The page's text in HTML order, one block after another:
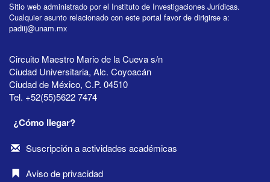
Sitio web administrado por el Instituto de Investigaciones Jurídicas.
Cualquier asunto relacionado con este portal favor de dirigirse a:
padiij@unam.mx
Circuito Maestro Mario de la Cueva s/n
Ciudad Universitaria, Alc. Coyoacán
Ciudad de México, C.P. 04510
Tel. +52(55)5622 7474
¿Cómo llegar?
Suscripción a actividades académicas
Aviso de privacidad